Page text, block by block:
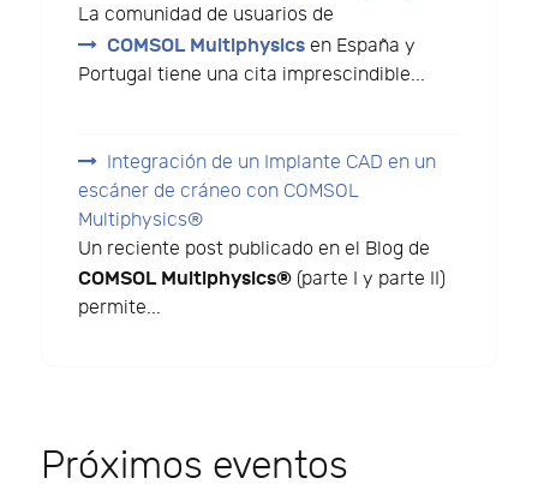
La comunidad de usuarios de
COMSOL Multiphysics en España y
Portugal tiene una cita imprescindible...
Integración de un Implante CAD en un
escáner de cráneo con COMSOL
Multiphysics®
Un reciente post publicado en el Blog de
COMSOL Multiphysics® (parte I y parte II)
permite...
Próximos eventos